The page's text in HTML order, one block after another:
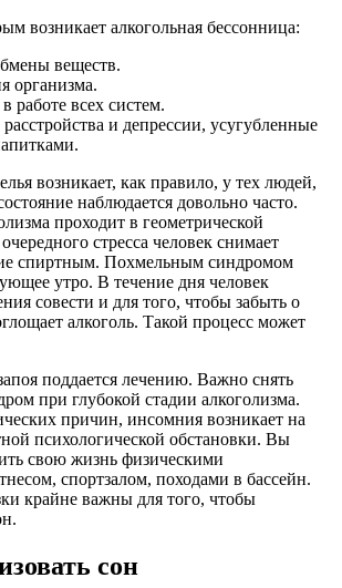
возникает алкогольная бессонница:
веществ.
организма.
работе всех систем.
и депрессии, усугубленные
возникает, как правило, у тех людей,
наблюдается довольно часто.
проходит в геометрической
стресса человек снимает
спиртным. Похмельным синдромом
утро. В течение дня человек
совести и для того, чтобы забыть о
алкоголь. Такой процесс может
поддается лечению. Важно снять
при глубокой стадии алкоголизма.
причин, инсомния возникает на
психологической обстановки. Вы
свою жизнь физическими
спортзалом, походами в бассейн.
крайне важны для того, чтобы
сон